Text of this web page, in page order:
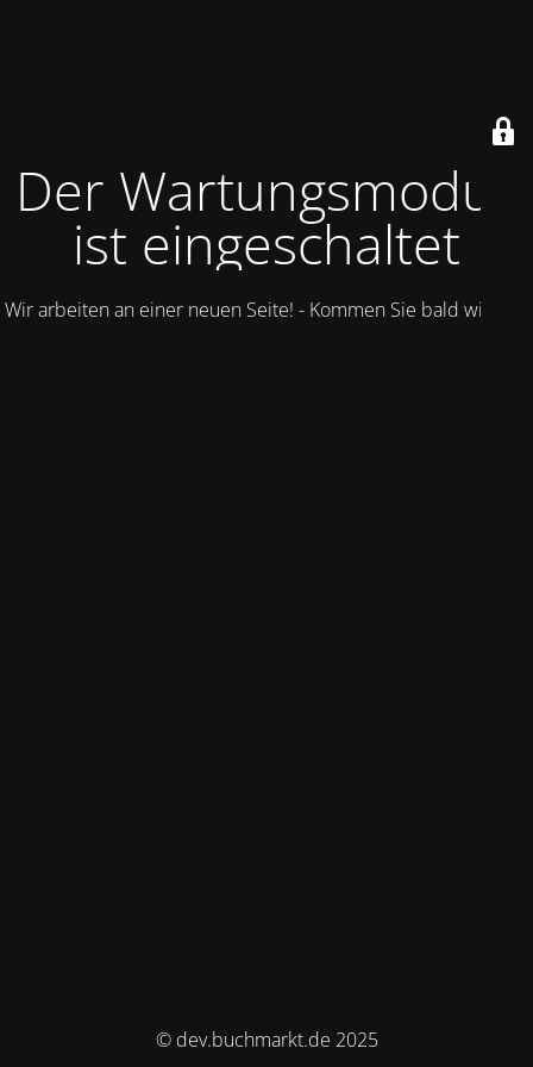
Der Wartungsmodus
ist eingeschaltet
Wir arbeiten an einer neuen Seite! - Kommen Sie bald wieder.
© dev.buchmarkt.de 2025